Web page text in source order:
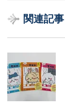
関連記事